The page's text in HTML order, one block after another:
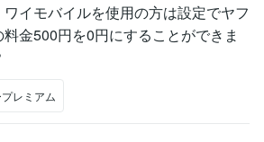
イモバイルを使用の方は設定でヤフ
金500円を0円にすることができま
レミアム